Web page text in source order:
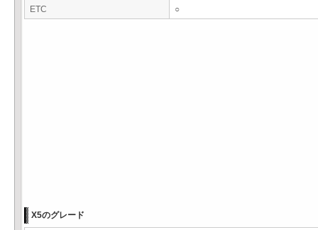
ETC ○
X5のグレード